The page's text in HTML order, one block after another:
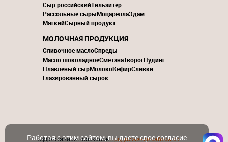
Сыр российскийТильзитер
Рассольные сырыМоцареллаЭдам
МягкийСырный продукт
МОЛОЧНАЯ ПРОДУКЦИЯ
Сливочное маслоСпреды
Масло шоколадноеСметанаТворогПудинг
Плавленый сырМолокоКефирСливки
Глазированный сырок
Эффективное поисковоепродвижение сайтов от
Работая с этим сайтом, вы даете свое согласие